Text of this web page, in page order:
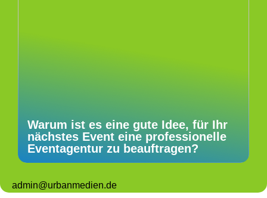
Warum ist es eine gute Idee, für Ihr
nächstes Event eine professionelle
Eventagentur zu beauftragen?
admin@urbanmedien.de